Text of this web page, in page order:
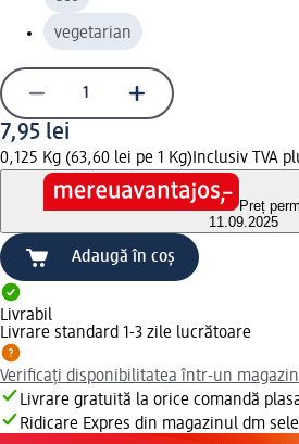
vegetarian
7,95 lei
0,125 Kg (63,60 lei pe 1 Kg) Inclusiv TVA
Preț
11.09.2025
Adaugă în coș
Livrabil
Livrare standard 1-3 zile lucrătoare
Verificați disponibilitatea într-un
Livrare gratuită la orice comandă
Ridicare Expres din magazinul dm